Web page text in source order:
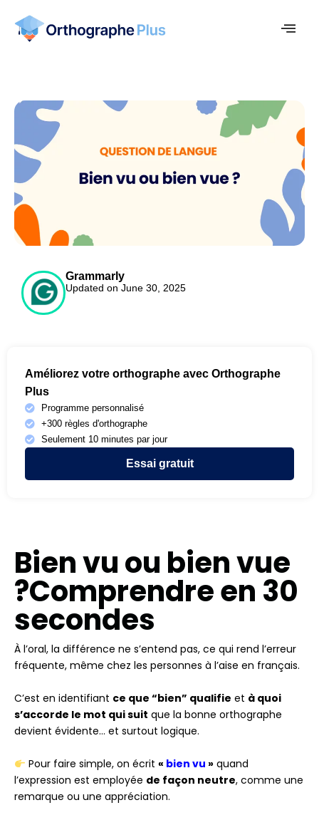
Grammarly
Updated on June 30, 2025
Améliorez votre orthographe avec Orthographe
Plus
Programme personnalisé
+300 règles d'orthographe
Seulement 10 minutes par jour
Essai gratuit
Bien vu ou bien vue
?Comprendre en 30
secondes
À l’oral, la différence ne s’entend pas, ce qui rend l’erreur
fréquente, même chez les personnes à l’aise en français.
C’est en identifiant ce que “bien” qualifie et à quoi
s’accorde le mot qui suit que la bonne orthographe
devient évidente… et surtout logique.
Pour faire simple, on écrit « bien vu »quand
l’expression est employée de façon neutre, comme une
remarque ou une appréciation.